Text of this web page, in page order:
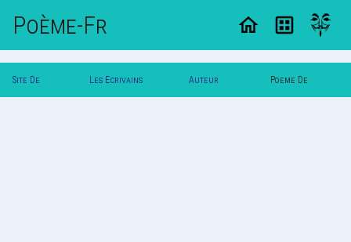
Poème-Fr
Site De Les Ecrivains Auteur Poeme De